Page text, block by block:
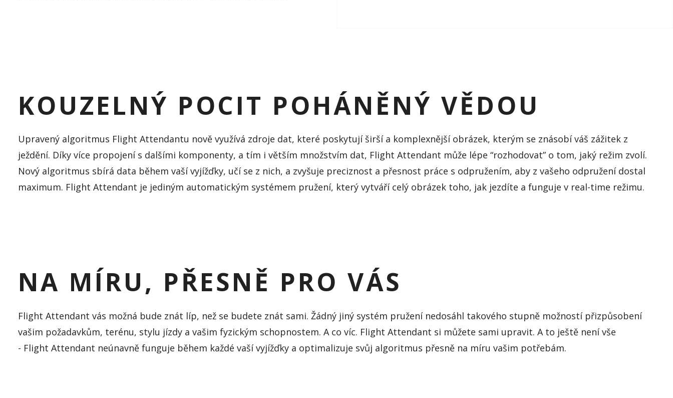
KOUZELNÝ POCIT POHÁNĚNÝ VĚDOU
Upravený algoritmus Flight Attendantu nově využívá zdroje dat, které poskytují širší a komplexnější obrázek, kterým se znásobí váš zážitek z
ježdění. Díky více propojení s dalšími komponenty, a tím i větším množstvím dat, Flight Attendant může lépe “rozhodovat” o tom, jaký režim zvolí.
Nový algoritmus sbírá data během vaší vyjížďky, učíse z nich, a zvyšuje preciznost a přesnost práce s odpružením, aby z vašeho odpružení dostal
maximum. Flight Attendant je jediným automatickým systémem pružení, který vytvářícelý obrázek toho, jak jezdíte a funguje v real-time režimu.
NA MÍRU, PŘESNĚ PRO VÁS
Flight Attendant vás možná bude znát líp, než se budete znát sami. Žádný jiný systém pružení nedosáhl takového stupně možností přizpůsobení
vašim požadavkům, terénu, stylu jízdy a vašim fyzickým schopnostem. A co víc. Flight Attendant si můžete sami upravit. A to ještě není vše
- Flight Attendant neúnavně funguje během každé vaší vyjížďky a optimalizuje svůj algoritmus přesně na míru vašim potřebám.